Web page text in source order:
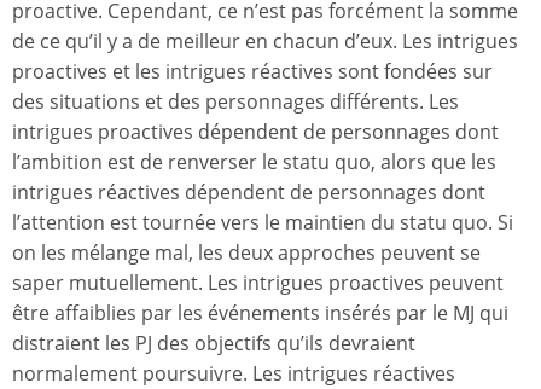
proactive. Cependant, ce n’est pas forcément la somme
de ce qu’il y a de meilleur en chacun d’eux. Les intrigues
proactives et les intrigues réactives sont fondées sur
des situations et des personnages différents. Les
intrigues proactives dépendent de personnages dont
l’ambition est de renverser le statu quo, alors que les
intrigues réactives dépendent de personnages dont
l’attention est tournée vers le maintien du statu quo. Si
on les mélange mal, les deux approches peuvent se
saper mutuellement. Les intrigues proactives peuvent
être affaiblies par les événements insérés par le MJ qui
distraient les PJ des objectifs qu’ils devraient
normalement poursuivre. Les intrigues réactives